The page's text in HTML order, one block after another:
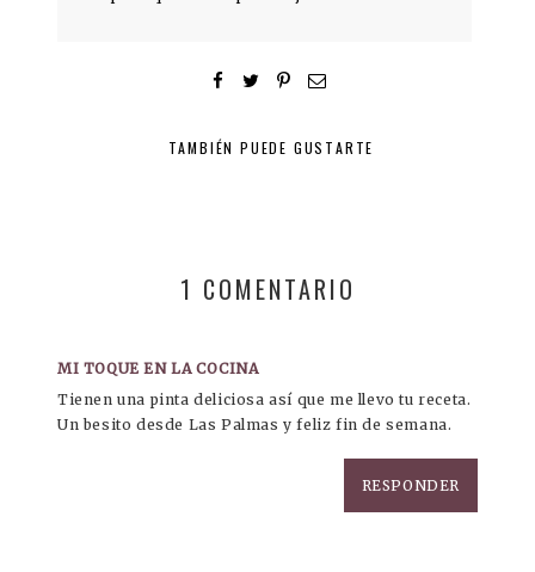
TAMBIÉN PUEDE GUSTARTE
1 COMENTARIO
MI TOQUE EN LA COCINA
Tienen una pinta deliciosa así que me llevo tu receta.
Un besito desde Las Palmas y feliz fin de semana.
RESPONDER